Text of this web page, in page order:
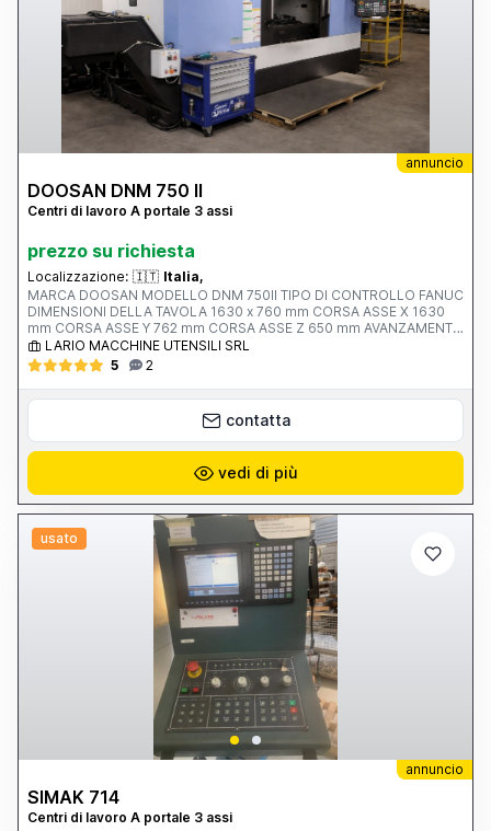
annuncio
DOOSAN DNM 750 II
Centri di lavoro A portale 3 assi
prezzo su richiesta
Localizzazione: 🇮🇹 Italia,
MARCA DOOSAN MODELLO DNM 750II TIPO DI CONTROLLO FANUC
DIMENSIONI DELLA TAVOLA 1630 x 760 mm CORSA ASSE X 1630
mm CORSA ASSE Y 762 mm CORSA ASSE Z 650 mm AVANZAMENTO
RAPIDO ASSI X-Y-Z ATTACCO MANDRINO Iso 40 VELOCITA’
MANDRINO 12.000 rpm ANNO V MACCHINA CE 2017 PESO 13500
KG
LARIO MACCHINE UTENSILI SRL
5
2
contatta
vedi di più
usato
annuncio
SIMAK 714
Centri di lavoro A portale 3 assi